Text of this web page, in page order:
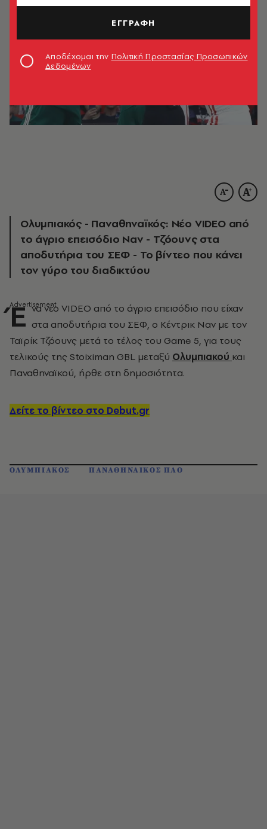
Ολυμπιακός - Παναθηναϊκός: Νέο VIDEO από
το άγριο επεισόδιο Ναν - Τζόουνς στα
αποδυτήρια του ΣΕΦ - Το βίντεο που κάνει
τον γύρο του διαδικτύου
Έ να νέο VIDEO από το άγριο επεισόδιο που είχαν
στα αποδυτήρια του ΣΕΦ, ο Κέντρικ Ναν με τον
Ταϊρίκ Τζόουνς μετά το τέλος του Game 5, για τους
τελικούς της Stoiximan GBL μεταξύ Ολυμπιακού και
Παναθηναϊκού, ήρθε στη δημοσιότητα.
Δείτε το βίντεο στο Debut.gr
ΟΛΥΜΠΙΑΚΟΣ ΠΑΝΑΘΗΝΑΙΚΟΣ ΠΑΟ
ΕΓΓΡΑΦΗ
Αποδέχομαι την Πολιτική Προστασίας Προσωπικών
Δεδομένων